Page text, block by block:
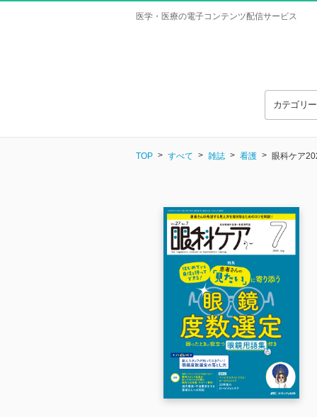
医学・医療の電子コンテンツ配信サービス
カテゴリ
TOP すべて 雑誌 看護 眼科ケア